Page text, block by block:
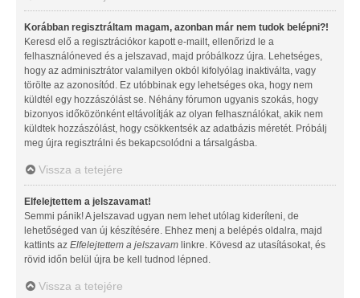
Korábban regisztráltam magam, azonban már nem tudok belépni?!
Keresd elő a regisztrációkor kapott e-mailt, ellenőrizd le a
felhasználóneved és a jelszavad, majd próbálkozz újra. Lehetséges,
hogy az adminisztrátor valamilyen okból kifolyólag inaktiválta, vagy
törölte az azonosítód. Ez utóbbinak egy lehetséges oka, hogy nem
küldtél egy hozzászólást se. Néhány fórumon ugyanis szokás, hogy
bizonyos időközönként eltávolítják az olyan felhasználókat, akik nem
küldtek hozzászólást, hogy csökkentsék az adatbázis méretét. Próbálj
meg újra regisztrálni és bekapcsolódni a társalgásba.
Vissza a tetejére
Elfelejtettem a jelszavamat!
Semmi pánik! A jelszavad ugyan nem lehet utólag kideríteni, de
lehetőséged van új készítésére. Ehhez menj a belépés oldalra, majd
kattints az Elfelejtettem a jelszavam linkre. Kövesd az utasításokat, és
rövid időn belül újra be kell tudnod lépned.
Vissza a tetejére